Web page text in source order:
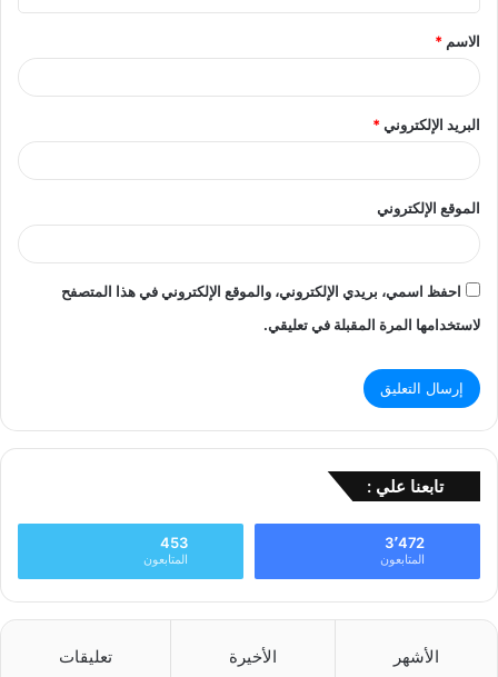
ق
*
الاسم *
البريد الإلكتروني*
الموقع الإلكتروني
احفظ اسمي، بريدي الإلكتروني، والموقع الإلكتروني في هذا المتصفح
لاستخدامها المرة المقبلة في تعليقي.
تابعنا علي :
3٬472
المتابعون
453
المتابعون
الأشهر الأخيرة تعليقات